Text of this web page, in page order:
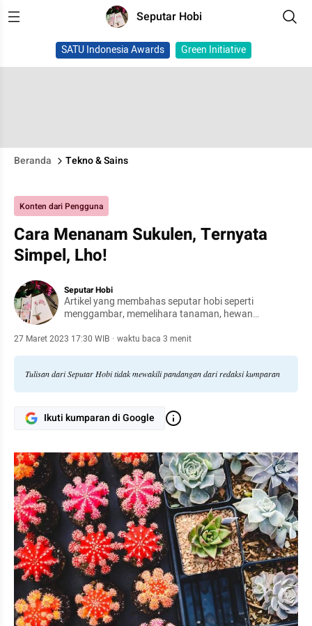
Seputar Hobi
SATU Indonesia Awards Green Initiative
Beranda Tekno & Sains
Konten dari Pengguna
Cara Menanam Sukulen, Ternyata
Simpel, Lho!
Seputar Hobi
Artikel yang membahas seputar hobi seperti
menggambar, memelihara tanaman, hewan
27 Maret 2023 17:30 WIB · waktu baca 3 menit
Tulisan dari Seputar Hobi tidak mewakili pandangan dari redaksi kumparan
Ikuti kumparan di Google